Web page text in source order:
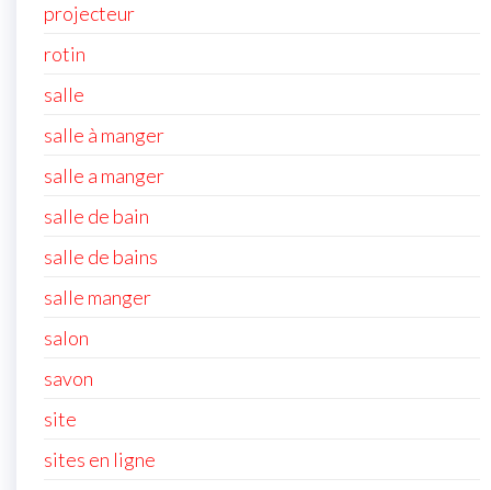
projecteur
rotin
salle
salle à manger
salle a manger
salle de bain
salle de bains
salle manger
salon
savon
site
sites en ligne